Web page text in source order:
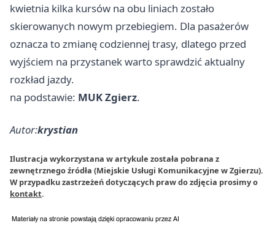
kwietnia kilka kursów na obu liniach zostało
skierowanych nowym przebiegiem. Dla pasażerów
oznacza to zmianę codziennej trasy, dlatego przed
wyjściem na przystanek warto sprawdzić aktualny
rozkład jazdy.
na podstawie: MUK Zgierz.
Autor:krystian
Ilustracja wykorzystana w artykule została pobrana z
zewnętrznego źródła (Miejskie Usługi Komunikacyjne w Zgierzu).
W przypadku zastrzeżeń dotyczących praw do zdjęcia prosimy o
kontakt.